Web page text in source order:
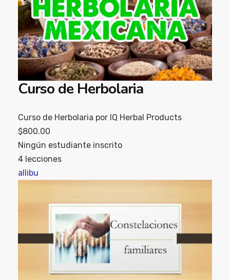
Curso de Herbolaria
Curso de Herbolaria por IQ Herbal Products
$800.00
Ningún estudiante inscrito
4 lecciones
allibu